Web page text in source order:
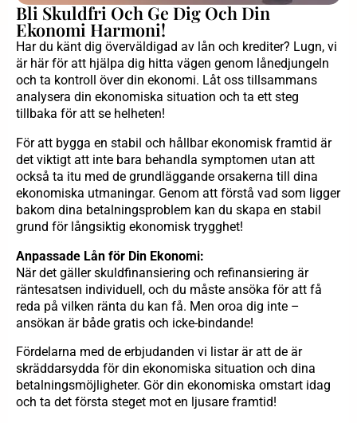
Bli Skuldfri Och Ge Dig Och Din
Ekonomi Harmoni!
Har du känt dig överväldigad av lån och krediter? Lugn, vi
är här för att hjälpa dig hitta vägen genom lånedjungeln
och ta kontroll över din ekonomi. Låt oss tillsammans
analysera din ekonomiska situation och ta ett steg
tillbaka för att se helheten!
För att bygga en stabil och hållbar ekonomisk framtid är
det viktigt att inte bara behandla symptomen utan att
också ta itu med de grundläggande orsakerna till dina
ekonomiska utmaningar. Genom att förstå vad som ligger
bakom dina betalningsproblem kan du skapa en stabil
grund för långsiktig ekonomisk trygghet!
Anpassade Lån för Din Ekonomi:
När det gäller skuldfinansiering och refinansiering är
räntesatsen individuell, och du måste ansöka för att få
reda på vilken ränta du kan få. Men oroa dig inte –
ansökan är både gratis och icke-bindande!
Fördelarna med de erbjudanden vi listar är att de är
skräddarsydda för din ekonomiska situation och dina
betalningsmöjligheter. Gör din ekonomiska omstart idag
och ta det första steget mot en ljusare framtid!